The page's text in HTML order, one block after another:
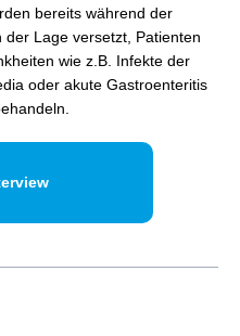
bereits während der
Lage versetzt, Patienten
wie z.B. Infekte der
oder akute Gastroenteritis